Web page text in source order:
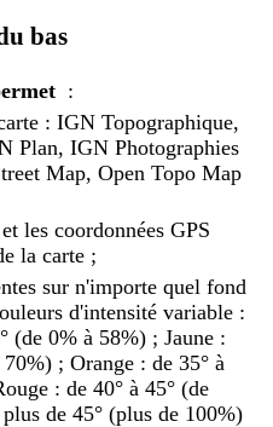
bas
:
: IGN Topographique,
Plan, IGN Photographies
Map, Open Topo Map
les coordonnées GPS
la carte ;
sur n'importe quel fond
d'intensité variable :
(de 0% à 58%) ; Jaune :
; Orange : de 35° à
: de 40° à 45° (de
de 45° (plus de 100%)